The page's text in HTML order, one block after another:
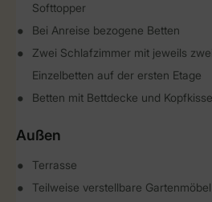
Softtopper
Bei Anreise bezogene Betten
Zwei Schlafzimmer mit jeweils
Einzelbetten auf der ersten Etage
Betten mit Bettdecke und
Außen
Terrasse
Teilweise verstellbare Gartenmöbel